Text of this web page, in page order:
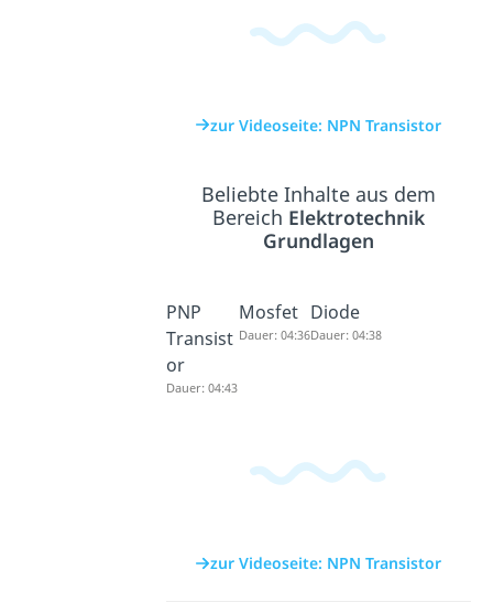
zur Videoseite: NPN Transistor
Beliebte Inhalte aus dem
Bereich Elektrotechnik
Grundlagen
PNP
Transist
or
Dauer: 04:43
Mosfet
Dauer: 04:36
Diode
Dauer: 04:38
zur Videoseite: NPN Transistor